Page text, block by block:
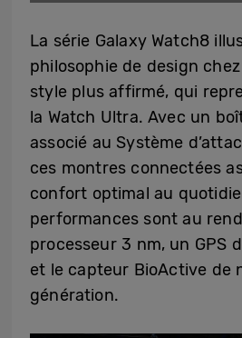
La série Galaxy Watch8
philosophie de design
style plus affirmé, qui
la Watch Ultra. Avec un
associé au Système
ces montres connectées
confort optimal au
performances sont au
processeur 3 nm, un GPS
et le capteur BioActive de
génération.